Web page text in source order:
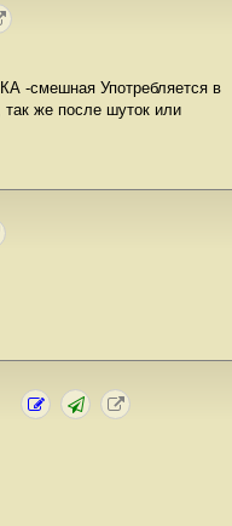
-смешная Употребляется в
же после шуток или